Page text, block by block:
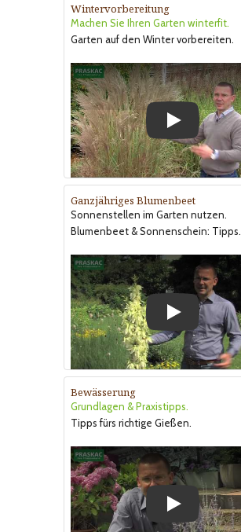
Wintervorbereitung
Machen Sie Ihren Garten winterfit.
Garten auf den Winter vorbereiten.
Ganzjähriges Blumenbeet
Sonnenstellen im Garten nutzen.
Blumenbeet & Sonnenschein: Tipps.
Bewässerung
Grundlagen & Praxistipps.
Tipps fürs richtige Gießen.